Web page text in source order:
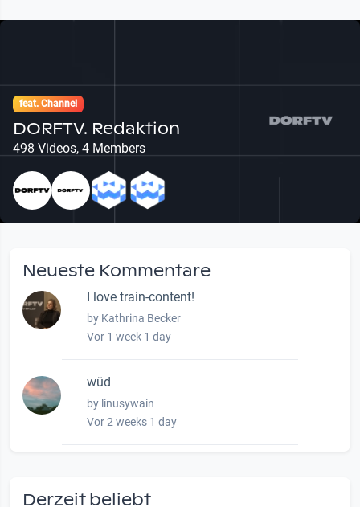
feat. Channel
DORFTV. Redaktion
498 Videos, 4 Members
Neueste Kommentare
I love train-content!
by Kathrina Becker
Vor 1 week 1 day
wüd
by linusywain
Vor 2 weeks 1 day
Derzeit beliebt